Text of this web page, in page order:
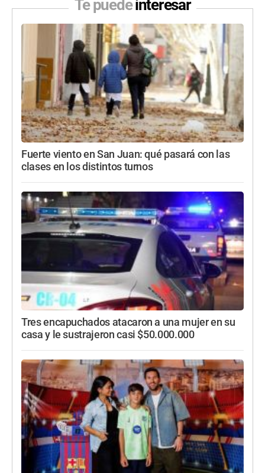
Te puedeinteresar
Fuerte viento en San Juan: qué pasará con las
clases en los distintos turnos
Tres encapuchados atacaron a una mujer en su
casa y le sustrajeron casi $50.000.000